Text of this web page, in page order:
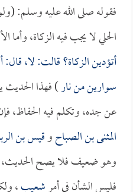
فقوله صلى الله عليه وسلم:
الحلي لا يجب فيه الزكاة،
أتؤدين الزكاة؟ قالت: لا، قال:
سوارين من نار) فهذا الحديث
عن جده، وتكلم فيه الحفاظ،
المثنى بن الصباحوقيس بن
وهو ضعيف فلا يصح الحديث،